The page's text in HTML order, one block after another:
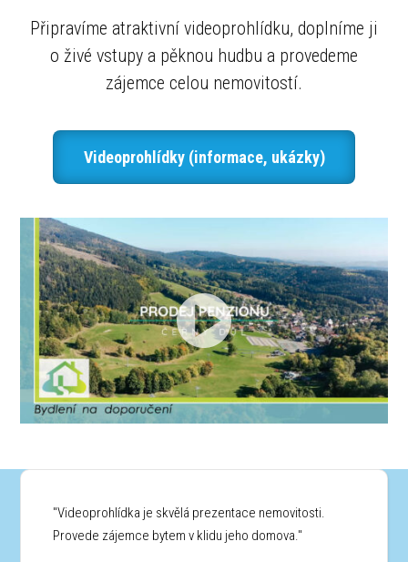
Připravíme atraktivní videoprohlídku, doplníme ji
o živé vstupy a pěknou hudbu a provedeme
zájemce celou nemovitostí.
Videoprohlídky (informace, ukázky)
"Videoprohlídka je skvělá prezentace nemovitosti.
Provede zájemce bytem v klidu jeho domova."